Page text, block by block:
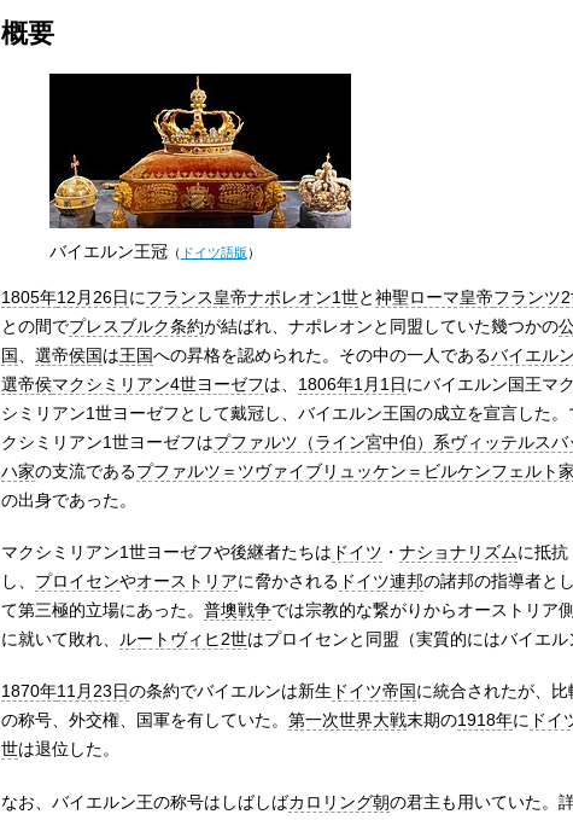
概要
バイエルン王冠（ ドイツ語版）
1805年12月26日にフランス皇帝ナポレオン1世と神聖ローマ皇帝フランツ
との間でプレスブルク条約が結ばれ、ナポレオンと同盟していた幾つかの
国
選帝侯国は王国への昇格を認められた。その中の一人であるバイエルン
選帝侯マクシミリアン4世ヨーゼフは、 1806年1月1日にバイエルン国王マク
シミリアン1世ヨーゼフとして戴冠し、バイエルン王国の成立を宣言した。
クシミリアン1世ヨーゼフはプファルツ（ライン宮中伯）系ヴィッテルスバ
ハ家の支流であるプファルツ＝ツヴァイブリュッケン＝ビルケンフェルト家
の出身であった。
マクシミリアン1世ヨーゼフや後継者たちは ドイツ ・ ナショナリズムに抵抗
し、 プロイセンやオーストリアに脅かされる ドイツ連邦の諸邦の指導者とし
て第三極的立場にあった。 普墺戦争では宗教的な繋がりからオーストリア側
に就いて敗れ、 ルートヴィヒ2世はプロイセンと同盟（実質的にはバイエル
1870年11月23日の条約でバイエルンは新生 ドイツ帝国に統合されたが、
の称号、外交権、国軍を有していた。 第一次世界大戦末期の1918年に ドイ
世は退位した。
なお、バイエルン王の称号はしばしばカロリング朝の君主も用いていた。